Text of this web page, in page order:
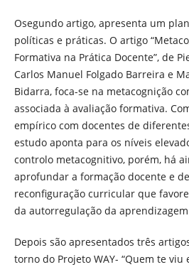
Osegundo artigo, apresenta um
políticas e práticas. O artigo
Formativa na Prática Docente”, de
Carlos Manuel Folgado Barreira e
Bidarra, foca-se na metacognição
associada à avaliação formativa.
empírico com docentes de
estudo aponta para os níveis
controlo metacognitivo, porém, há
aprofundar a formação docente e
reconfiguração curricular que
da autorregulação da
Depois são apresentados três
torno do Projeto WAY- “Quem te viu